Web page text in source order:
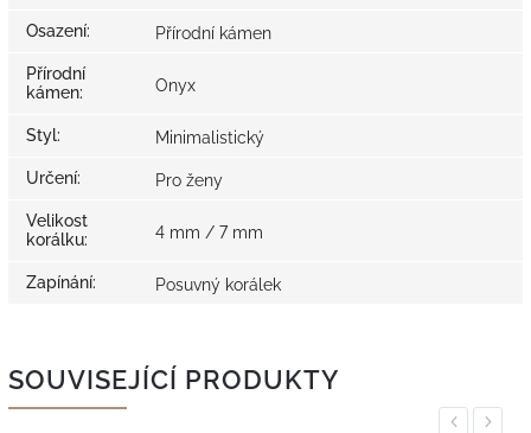
Osazení: Přírodní kámen
Přírodní
kámen: Onyx
Styl: Minimalistický
Určení: Pro ženy
Velikost
korálku: 4 mm / 7 mm
Zapínání: Posuvný korálek
SOUVISEJÍCÍ PRODUKTY
Previous
Next